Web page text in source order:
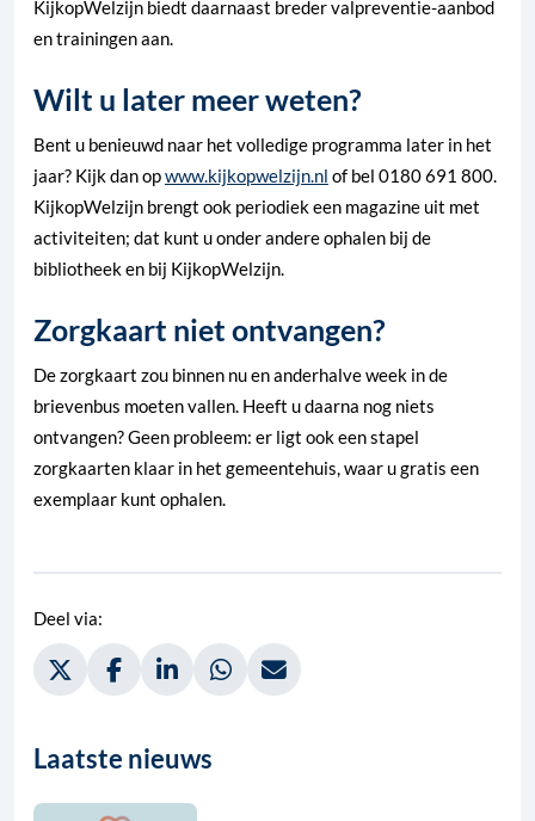
KijkopWelzijn biedt daarnaast breder valpreventie-aanbod
en trainingen aan.
Wilt u later meer weten?
Bent u benieuwd naar het volledige programma later in het
jaar? Kijk dan opwww.kijkopwelzijn.nl of bel 0180 691 800.
KijkopWelzijn brengt ook periodiek een magazine uit met
activiteiten; dat kunt u onder andere ophalen bij de
bibliotheek en bij KijkopWelzijn.
Zorgkaart niet ontvangen?
De zorgkaart zou binnen nu en anderhalve week in de
brievenbus moeten vallen. Heeft u daarna nog niets
ontvangen? Geen probleem: er ligt ook een stapel
zorgkaarten klaar in het gemeentehuis, waar u gratis een
exemplaar kunt ophalen.
Deel via:
Deel via Twitter, opent in nieuw tabblad
Deel via Facebook, opent in nieuw tabblad
Deel via LinkedIn, opent in nieuw tabblad
Deel via WhatsApp, opent in nieuw
Deel via Mail, opent in nieuw
Laatste nieuws